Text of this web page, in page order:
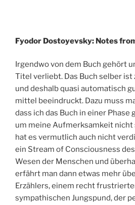
Fyodor Dostoyevsky: Notes
Irgendwo von dem Buch gehört
Titel verliebt. Das Buch selber ist
und deshalb quasi automatisch
mittel beeindruckt. Dazu muss
dass ich das Buch in einer Phase
um meine Aufmerksamkeit nicht
hat es vermutlich auch nicht
ein Stream of Consciousness
Wesen der Menschen und
erfährt man dann etwas mehr
Erzählers, einem recht
sympathischen Jungspund, der